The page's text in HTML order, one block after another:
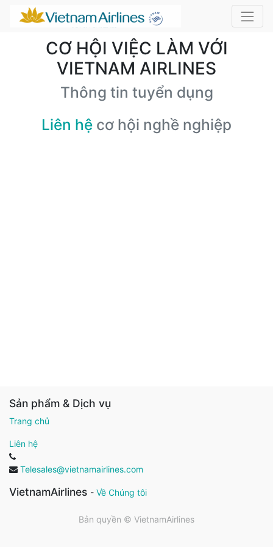
CƠ HỘI VIỆC LÀM VỚI
VIETNAM AIRLINES
Thông tin tuyển dụng
Liên hệ cơ hội nghề nghiệp
Sản phẩm & Dịch vụ
Trang chủ
Liên hệ
Telesales@vietnamairlines.com
VietnamAirlines - Về Chúng tôi
Bản quyền © VietnamAirlines